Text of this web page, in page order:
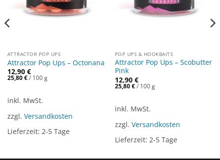
ATTRACTOR POP UPS
Attractor Pop Ups – Octonana
12,90 €
25,80€/ 100g
inkl. MwSt.
zzgl. Versandkosten
Lieferzeit: 2-5 Tage
POP UPS & HOOKBAITS
Attractor Pop Ups – Scobutter
Pink
12,90 €
25,80€/ 100g
inkl. MwSt.
zzgl. Versandkosten
Lieferzeit: 2-5 Tage